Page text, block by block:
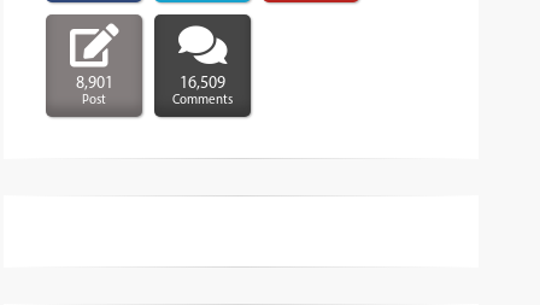
8,901
Post
16,509
Comments